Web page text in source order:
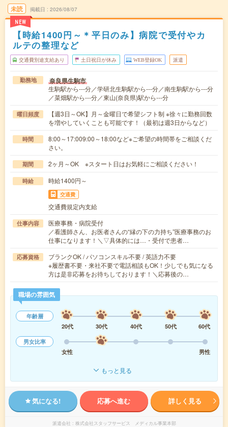
未読
NEW
掲載日 2026/08/07
【時給1400円～＊平日のみ】病院で受付やカ
ルテの整理など
交通費別途支給あり 土日祝日が休み WEB登録OK 派遣
勤務地 奈良県生駒市
生駒駅から---分／学研北生駒駅から---分／南生駒駅から---分
／菜畑駅から---分／東山(奈良県)駅から---分
曜日頻度
【週3日～OK】月～金曜日で希望シフト制 ※徐々に勤務回数
を増やしていくことも可能です！（最初は週3日からなど）
時間
8:00～17:009:00～18:00など※ご希望の時間帯をご相談くだ
さい。
期間 2ヶ月～OK ※スタート日はお気軽にご相談ください！
時給 時給1400円～
交通費
交通費規定内支給
仕事内容
医療事務・病院受付
／看護師さん、お医者さんの“縁の下の力持ち”医療事務のお
仕事になります！＼▽具体的には…・受付で患者…
応募資格
ブランクOK / パソコンスキル不要 / 英語力不要
※履歴書不要・来社不要で電話相談もOK！少しでも気になる
方は是非応募をお待ちしております！＼応募後の…
職場の雰囲気
年齢層
20代
30代 40代 50代
60代
男女比率
女性
男性
もっと見る
気になる! 応募へ進む 詳しく見る
派遣会社 株式会社スタッフサービス メディカル事業本部